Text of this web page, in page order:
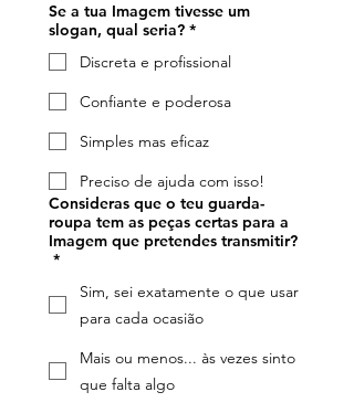
Se a tua Imagem tivesse um
slogan, qual seria? *
Discreta e profissional
Confiante e poderosa
Simples mas eficaz
Preciso de ajuda com isso!
Consideras que o teu guarda-
roupa tem as peças certas para a
Imagem que pretendes transmitir?
*
Sim, sei exatamente o que usar
para cada ocasião
Mais ou menos... às vezes sinto
que falta algo